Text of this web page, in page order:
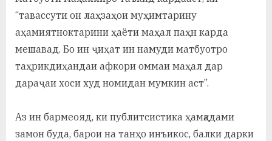
“тавассути он лаҳзаҳои муҳимтарину
аҳамиятноктарини ҳаёти маҳал паҳн карда
мешавад. Бо ин ҷиҳат ин намуди матбуотро
таҳрикдиҳандаи афкори оммаи маҳал дар
дараҷаи хоси худ номидан мумкин аст”.
Аз ин бармеояд, ки публитсистика ҳамқадами
замон буда, барои на танҳо инъикос, балки дарки